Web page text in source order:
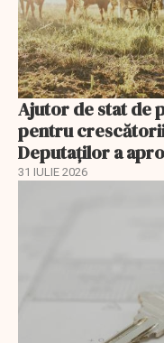
Ajutor de stat de
pentru
Deputaților a
31 IULIE 2026